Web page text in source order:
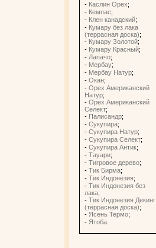
- Каслин Орех;
- Кемпас;
- Клен канадский;
- Кумару без лака
(террасная доска);
- Кумару Золотой;
- Кумару Красный;
- Лапачо;
- Мербау;
- Мербау Натур;
- Окан;
- Орех Американский
Натур;
- Орех Американский
Селект;
- Палисандр;
- Сукупира;
- Сукупира Натур;
- Сукупира Селект;
- Сукупира Антик;
- Тауари;
- Тигровое дерево;
- Тик Бирма;
- Тик Индонезия;
- Тик Индонезия без
лака;
- Тик Индонезия Декинг
(террасная доска);
- Ясень Термо;
- Ятоба.